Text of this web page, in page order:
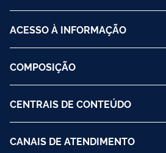
ACESSO À INFORMAÇÃO
COMPOSIÇÃO
CENTRAIS DE CONTEÚDO
CANAIS DE ATENDIMENTO